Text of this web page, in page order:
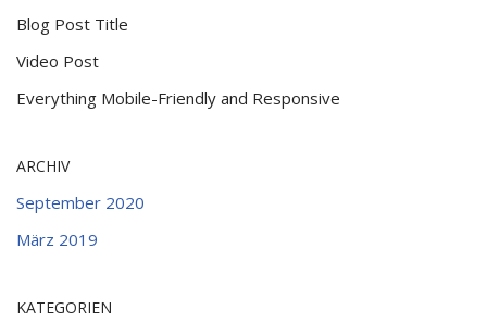
Blog Post Title
Video Post
Everything Mobile-Friendly and Responsive
ARCHIV
September 2020
März 2019
KATEGORIEN